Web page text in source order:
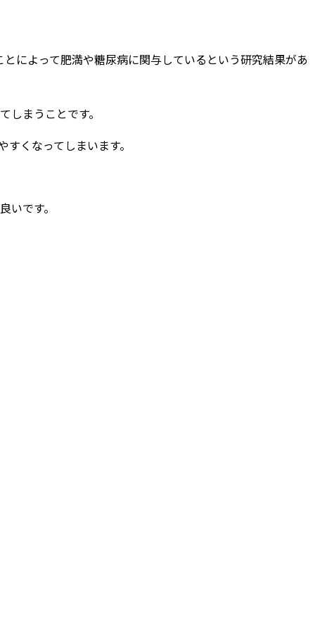
によって肥満や糖尿病に関与しているという研究結果があ
まうことです。
くなってしまいます。
いです。